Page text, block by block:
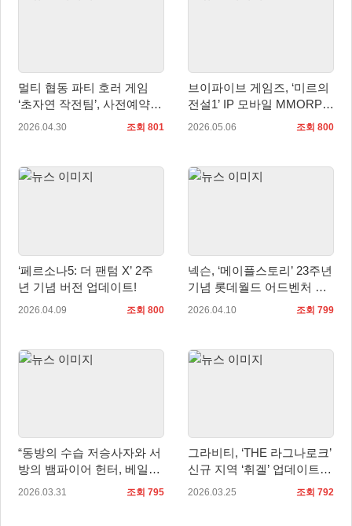
멀티 협동 파티 호러 게임
‘초자연 작전팀’, 사전예약
시작!
2026.04.30 조회 801
브이파이브 게임즈, ‘미르의
전설1’ IP 모바일 MMORPG
‘미르의 전설: 진’ 6월 초 국
2026.05.06 조회 800
‘페르소나5: 더 팬텀 X’ 2주
년 기념 버전 업데이트!
2026.04.09 조회 800
넥슨, ‘메이플스토리’ 23주년
기념 롯데월드 어드벤처 전
일 대관 예고
2026.04.10 조회 799
“동방의 수습 저승사자와 서
방의 뱀파이어 헌터, 베일을
벗다!” ‘식혼도: 블루 피에타’
2026.03.31 조회 795
그라비티, ‘THE 라그나로크’
신규 지역 ‘휘겔’ 업데이트
및 이벤트 실시!
2026.03.25 조회 792